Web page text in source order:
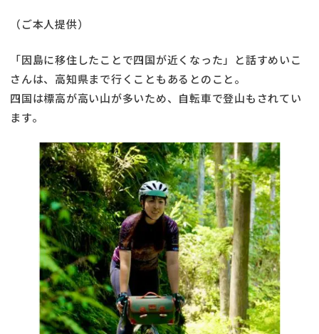
（ご本人提供）
「因島に移住したことで四国が近くなった」と話すめいこ
さんは、高知県まで行くこともあるとのこと。
四国は標高が高い山が多いため、自転車で登山もされてい
ます。